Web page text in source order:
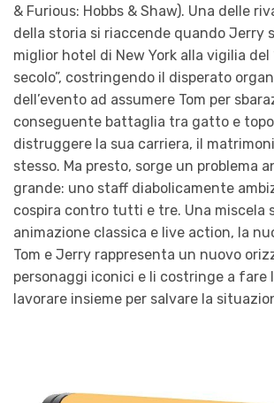
& Furious: Hobbs & Shaw). Una delle
della storia si riaccende quando Jerry
miglior hotel di New York alla vigilia del
secolo”, costringendo il disperato
dell’evento ad assumere Tom per
conseguente battaglia tra gatto e
distruggere la sua carriera, il
stesso. Ma presto, sorge un problema
grande: uno staff diabolicamente
cospira contro tutti e tre. Una miscela
animazione classica e live action, la
Tom e Jerry rappresenta un nuovo
personaggi iconici e li costringe a fare
lavorare insieme per salvare la